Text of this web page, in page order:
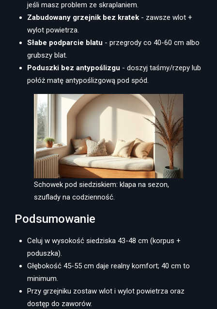
jeśli masz problem ze skraplaniem.
Zabudowany grzejnik bez kratek - zawsze wlot +
wylot powietrza.
Słabe podparcie blatu - przegrody co 40-60 cm albo
grubszy blat.
Poduszki bez antypoślizgu - doszyj taśmy/rzepy lub
połóż matę antypoślizgową pod spód.
Schowek pod siedziskiem: klapa na sezon,
szuflady na codzienność.
Podsumowanie
Celuj w wysokość siedziska 43-48 cm (korpus +
poduszka).
Głębokość 45-55 cm daje realny komfort; 40 cm to
minimum.
Przy grzejniku zostaw wlot i wylot powietrza oraz
dostęp do zaworów.